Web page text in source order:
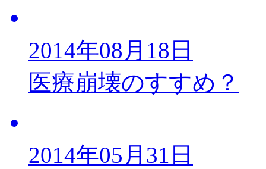
2014年08月18日
医療崩壊のすすめ？
2014年05月31日